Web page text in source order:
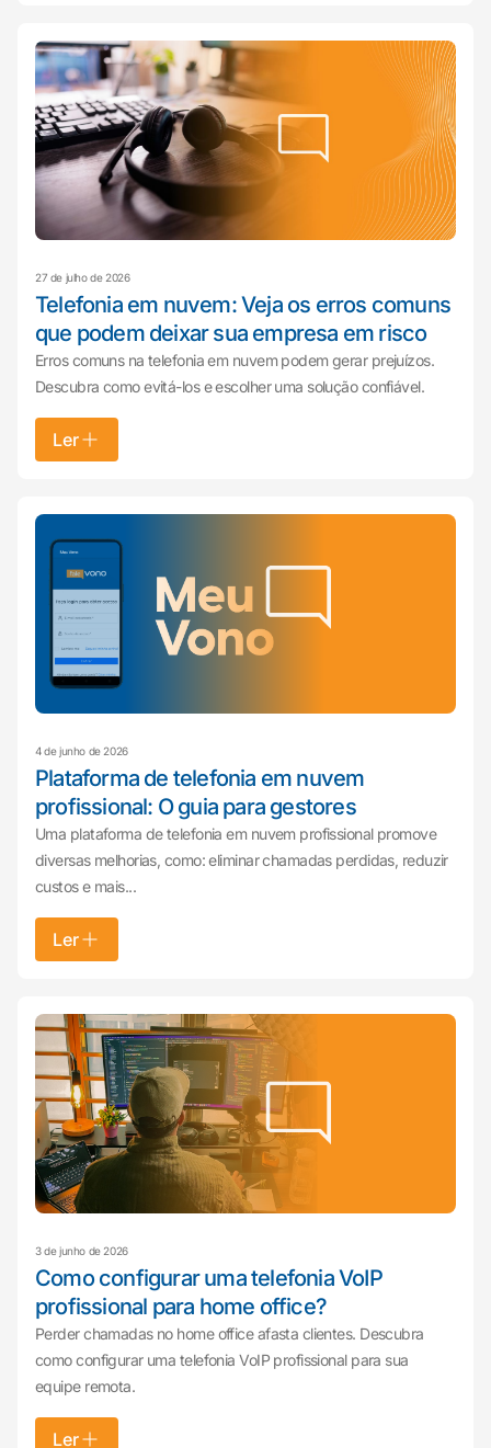
27 de julho de 2026
Telefonia em nuvem: Veja os erros comuns
que podem deixar sua empresa em risco
Erros comuns na telefonia em nuvem podem gerar prejuízos.
Descubra como evitá-los e escolher uma solução confiável.
Ler
4 de junho de 2026
Plataforma de telefonia em nuvem
profissional: O guia para gestores
Uma plataforma de telefonia em nuvem profissional promove
diversas melhorias, como: eliminar chamadas perdidas, reduzir
custos e mais...
Ler
3 de junho de 2026
Como configurar uma telefonia VoIP
profissional para home office?
Perder chamadas no home office afasta clientes. Descubra
como configurar uma telefonia VoIP profissional para sua
equipe remota.
Ler